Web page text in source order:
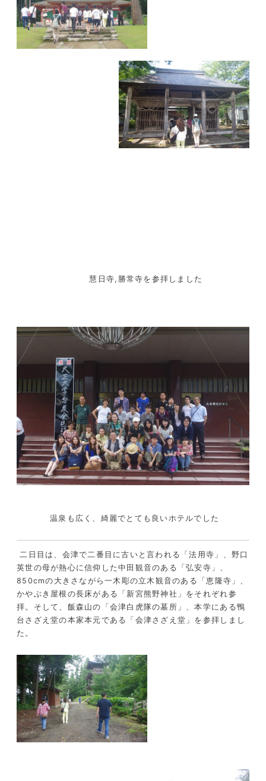
慧日寺,勝常寺を参拝しました
温泉も広く、綺麗でとても良いホテルでした
二日目は、会津で二番目に古いと言われる「法用寺」、野口
英世の母が熱心に信仰した中田観音のある「弘安寺」、
850cmの大きさながら一木彫の立木観音のある「恵隆寺」、
かやぶき屋根の長床がある「新宮熊野神社」をそれぞれ参
拝。そして、飯森山の「会津白虎隊の墓所」、本学にある鴨
台さざえ堂の本家本元である「会津さざえ堂」を参拝しまし
た。